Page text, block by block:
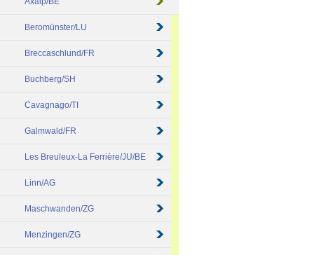
Beromünster/LU
Breccaschlund/FR
Buchberg/SH
Cavagnago/TI
Galmwald/FR
Les Breuleux-La Ferrière/JU/BE
Linn/AG
Maschwanden/ZG
Menzingen/ZG